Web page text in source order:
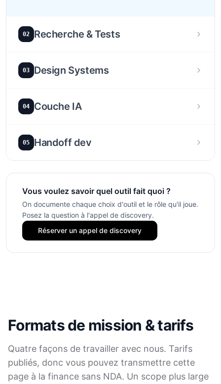
02 Recherche & Tests
03 Design Systems
04 Couche IA
05 Handoff dev
Vous voulez savoir quel outil fait quoi ?
On documente chaque choix d'outil et le rôle qu'il joue.
Posez la question à l'appel de discovery.
Réserver un appel de discovery
Formats de mission & tarifs
Quatre façons de travailler avec nous. Tarifs
publiés, donc vous pouvez transmettre cette
page à la finance sans NDA. Un scope plus large